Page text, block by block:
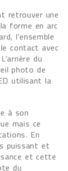
retrouver une
forme en arc
l'ensemble
contact avec
du
photo de
utilisant la
à son
mais ce
En
puissant et
et cette
du